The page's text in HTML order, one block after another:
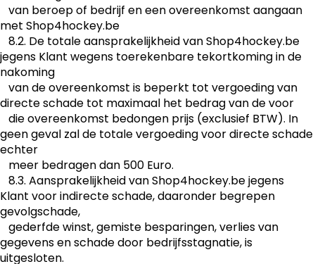
van beroep of bedrijf en een overeenkomst aangaan
met Shop4hockey.be
8.2. De totale aansprakelijkheid van Shop4hockey.be
jegens Klant wegens toerekenbare tekortkoming in de
nakoming
van de overeenkomst is beperkt tot vergoeding van
directe schade tot maximaal het bedrag van de voor
die overeenkomst bedongen prijs (exclusief BTW). In
geen geval zal de totale vergoeding voor directe schade
echter
meer bedragen dan 500 Euro.
8.3. Aansprakelijkheid van Shop4hockey.be jegens
Klant voor indirecte schade, daaronder begrepen
gevolgschade,
gederfde winst, gemiste besparingen, verlies van
gegevens en schade door bedrijfsstagnatie, is
uitgesloten.